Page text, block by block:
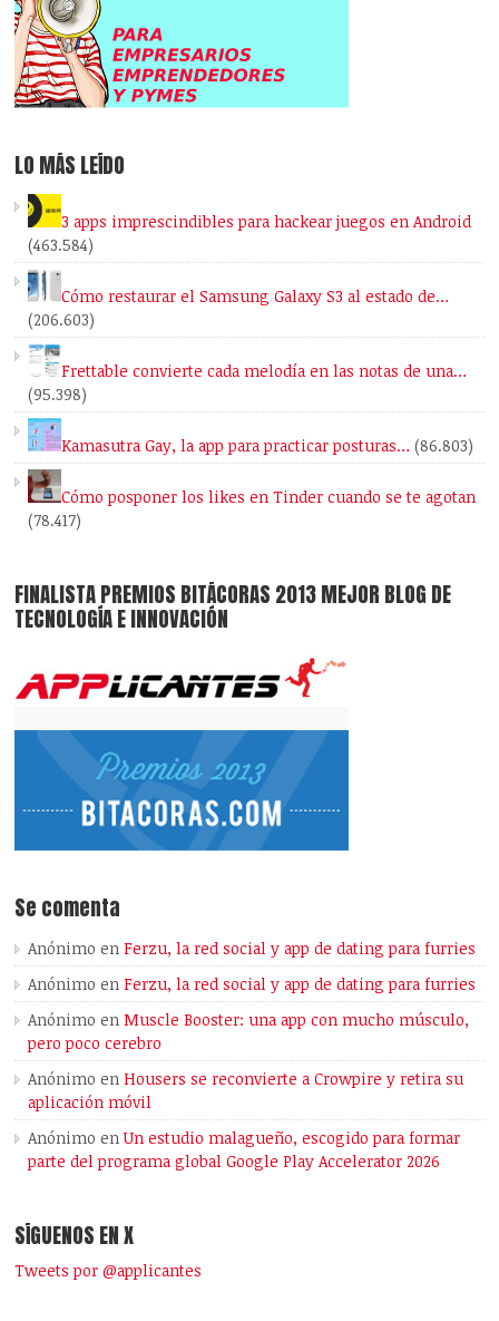
LO MÁS LEÍDO
3 apps imprescindibles para hackear juegos en Android
(463.584)
Cómo restaurar el Samsung Galaxy S3 al estado de…
(206.603)
Frettable convierte cada melodía en las notas de una…
(95.398)
Kamasutra Gay, la app para practicar posturas… (86.803)
Cómo posponer los likes en Tinder cuando se te agotan
(78.417)
FINALISTA PREMIOS BITÁCORAS 2013 MEJOR BLOG DE
TECNOLOGÍA E INNOVACIÓN
Se comenta
Anónimo enFerzu, la red social y app de dating para furries
Anónimo enFerzu, la red social y app de dating para furries
Anónimo enMuscle Booster: una app con mucho músculo,
pero poco cerebro
Anónimo enHousers se reconvierte a Crowpire y retira su
aplicación móvil
Anónimo enUn estudio malagueño, escogido para formar
parte del programa global Google Play Accelerator 2026
SÍGUENOS EN X
Tweets por @applicantes